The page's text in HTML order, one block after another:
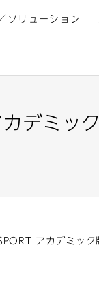
ソリューション
デミッ
アカデミック